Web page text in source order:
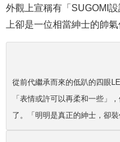
外觀上宣稱有「SUGOMI
上卻是一位相當紳士的帥氣
從前代繼承而來的低趴的四眼
「表情或許可以再柔和一些」
了。「明明是真正的紳士，卻裝